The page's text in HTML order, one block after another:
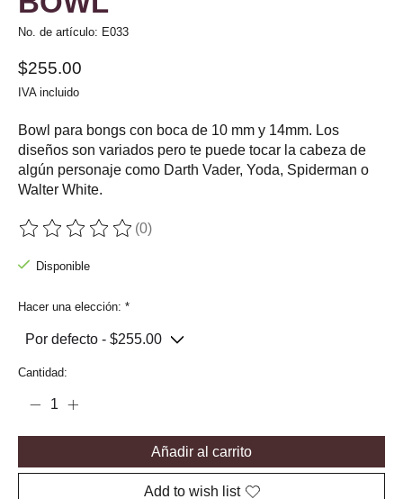
No. de artículo: E033
$255.00
IVA incluido
Bowl para bongs con boca de 10 mm y 14mm. Los
diseños son variados pero te puede tocar la cabeza de
algún personaje como Darth Vader, Yoda, Spiderman o
Walter White.
The rating of this product is
(0)
Disponible
Hacer una elección: *
Cantidad:
Añadir al carrito
Add to wish list